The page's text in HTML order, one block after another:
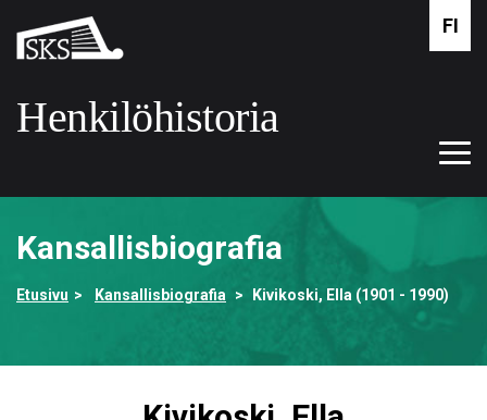
pääsisältöön
Suomalaisen
kirjallisuuden
Henkilöhistoria
FI
Kansallisbiografia
Etusivu Kansallisbiografia Kivikoski, Ella (1901 - 1990)